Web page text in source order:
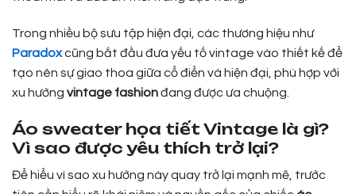
Trong nhiều bộ sưu tập hiện đại, các thương hiệu như
Paradoxcũng bắt đầu đưa yếu tố vintage vào thiết kế để
tạo nên sự giao thoa giữa cổ điển và hiện đại, phù hợp với
xu hướng vintage fashionđang được ưa chuộng.
Áo sweater họa tiết Vintage là gì?
Vì sao được yêu thích trở lại?
Để hiểu vì sao xu hướng này quay trở lại mạnh mẽ, trước